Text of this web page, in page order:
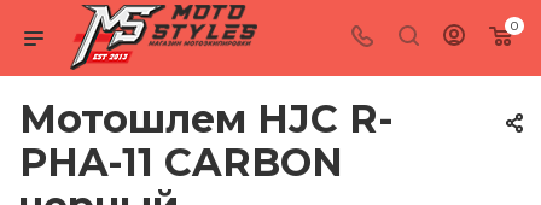
0
Мотошлем HJC R-
PHA-11 CARBON